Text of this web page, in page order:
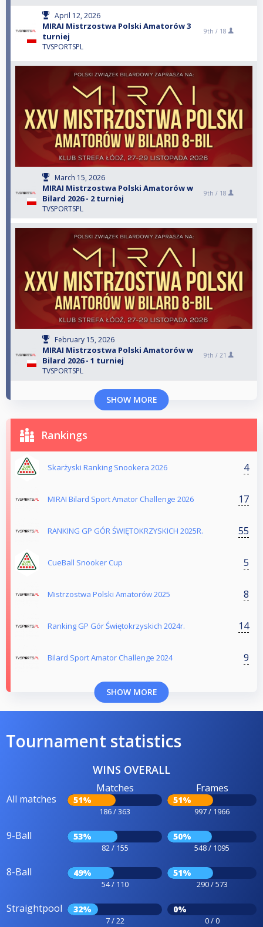
April 12, 2026
MIRAI Mistrzostwa Polski Amatorów 3
turniej
TVSPORTSPL
9th / 18
March 15, 2026
MIRAI Mistrzostwa Polski Amatorów w
Bilard 2026 - 2 turniej
TVSPORTSPL
9th / 18
February 15, 2026
MIRAI Mistrzostwa Polski Amatorów w
Bilard 2026 - 1 turniej
TVSPORTSPL
9th / 21
SHOW MORE
Rankings
Skarżyski Ranking Snookera 2026 4
MIRAI Bilard Sport Amator Challenge 2026 17
RANKING GP GÓR ŚWIĘTOKRZYSKICH 2025R. 55
CueBall Snooker Cup 5
Mistrzostwa Polski Amatorów 2025 8
Ranking GP Gór Świętokrzyskich 2024r. 14
Bilard Sport Amator Challenge 2024 9
SHOW MORE
Tournament statistics
WINS OVERALL
All matches
Matches
51%
186 / 363
Frames
51%
997 / 1966
9-Ball 53%
82 / 155
50%
548 / 1095
8-Ball 49%
54 / 110
51%
290 / 573
Straightpool 32%
7 / 22
0%
0 / 0